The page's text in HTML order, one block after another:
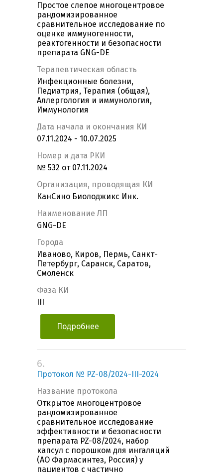
Простое слепое многоцентровое
рандомизированное
сравнительное исследование по
оценке иммуногенности,
реактогенности и безопасности
препарата GNG-DE
Терапевтическая область
Инфекционные болезни,
Педиатрия, Терапия (общая),
Аллергология и иммунология,
Иммунология
Дата начала и окончания КИ
07.11.2024 - 10.07.2025
Номер и дата РКИ
№ 532 от 07.11.2024
Организация, проводящая КИ
КанСино Биолоджикс Инк.
Наименование ЛП
GNG-DE
Города
Иваново, Киров, Пермь, Санкт-
Петербург, Саранск, Саратов,
Смоленск
Фаза КИ
Подробнее
6.
Протокол № PZ-08/2024-III-2024
Название протокола
Открытое многоцентровое
рандомизированное
сравнительное исследование
эффективности и безопасности
препарата PZ-08/2024, набор
капсул с порошком для ингаляций
(АО Фармасинтез, Россия) у
пациентов с частично